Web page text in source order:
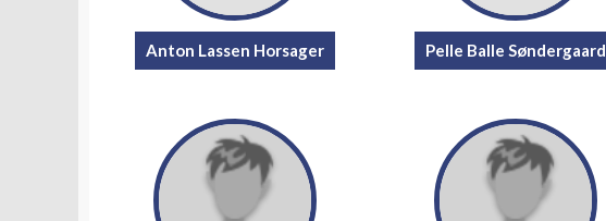
Anton Lassen Horsager Pelle Balle Søndergaard